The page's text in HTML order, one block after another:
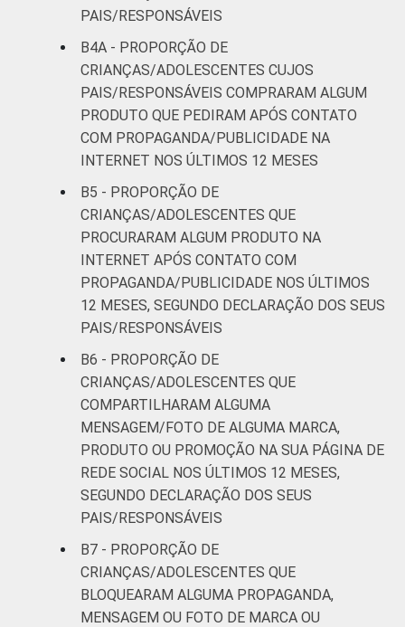
PAIS/RESPONSÁVEIS
B4A - PROPORÇÃO DE
CRIANÇAS/ADOLESCENTES CUJOS
PAIS/RESPONSÁVEIS COMPRARAM ALGUM
PRODUTO QUE PEDIRAM APÓS CONTATO
COM PROPAGANDA/PUBLICIDADE NA
INTERNET NOS ÚLTIMOS 12 MESES
B5 - PROPORÇÃO DE
CRIANÇAS/ADOLESCENTES QUE
PROCURARAM ALGUM PRODUTO NA
INTERNET APÓS CONTATO COM
PROPAGANDA/PUBLICIDADE NOS ÚLTIMOS
12 MESES, SEGUNDO DECLARAÇÃO DOS SEUS
PAIS/RESPONSÁVEIS
B6 - PROPORÇÃO DE
CRIANÇAS/ADOLESCENTES QUE
COMPARTILHARAM ALGUMA
MENSAGEM/FOTO DE ALGUMA MARCA,
PRODUTO OU PROMOÇÃO NA SUA PÁGINA DE
REDE SOCIAL NOS ÚLTIMOS 12 MESES,
SEGUNDO DECLARAÇÃO DOS SEUS
PAIS/RESPONSÁVEIS
B7 - PROPORÇÃO DE
CRIANÇAS/ADOLESCENTES QUE
BLOQUEARAM ALGUMA PROPAGANDA,
MENSAGEM OU FOTO DE MARCA OU